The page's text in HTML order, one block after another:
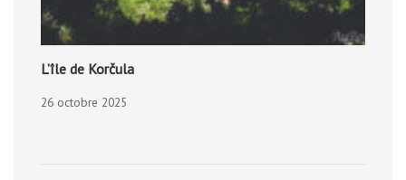
L’île de Korčula
26 octobre 2025